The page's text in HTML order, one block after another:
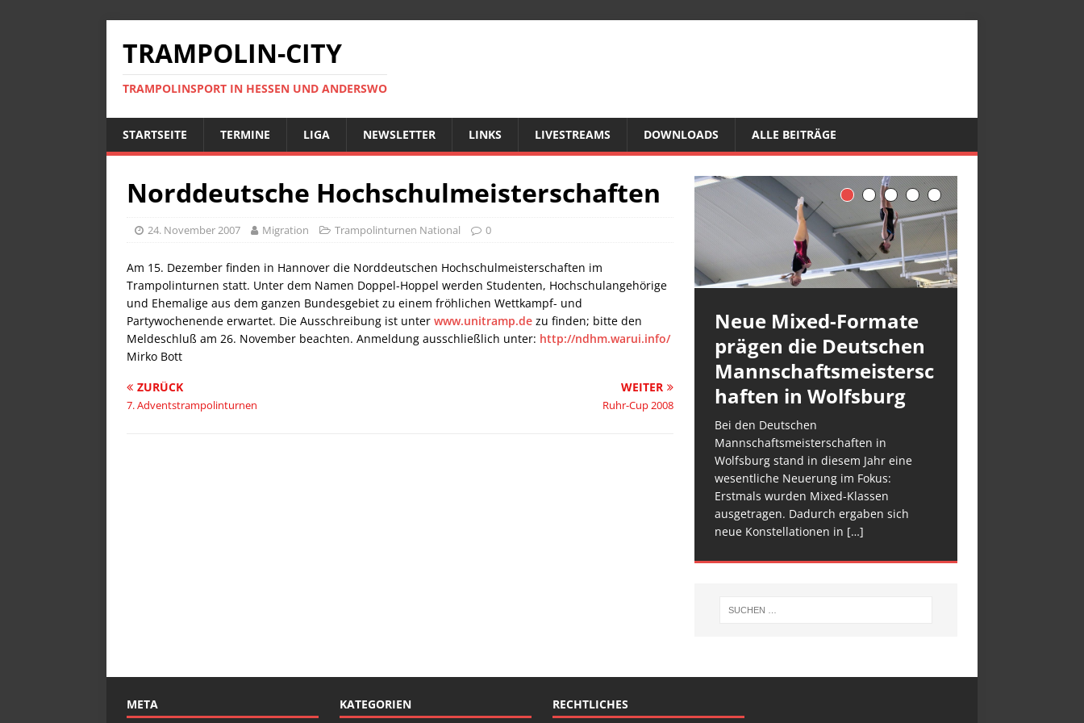
TRAMPOLIN-CITY
TRAMPOLINSPORT IN HESSEN UND ANDERSWO
STARTSEITE TERMINE LIGA NEWSLETTER LINKS LIVESTREAMS DOWNLOADS ALLE BEITRÄGE
Norddeutsche Hochschulmeisterschaften
24. November 2007 Migration Trampolinturnen National 0
Am 15. Dezember finden in Hannover die Norddeutschen Hochschulmeisterschaften im
Trampolinturnen statt. Unter dem Namen Doppel-Hoppel werden Studenten, Hochschulangehörige
und Ehemalige aus dem ganzen Bundesgebiet zu einem fröhlichen Wettkampf- und
Partywochenende erwartet. Die Ausschreibung ist unter www.unitramp.de zu finden; bitte den
Meldeschluß am 26. November beachten. Anmeldung ausschließlich unter: http://ndhm.warui.info/
Mirko Bott
ZURÜCK
7. Adventstrampolinturnen
WEITER
Ruhr-Cup 2008
Neue Mixed-Formate
prägen die Deutschen
Mannschaftsmeistersc
haften in Wolfsburg
Bei den Deutschen
Mannschaftsmeisterschaften in
Wolfsburg stand in diesem Jahr eine
wesentliche Neuerung im Fokus:
Erstmals wurden Mixed-Klassen
ausgetragen. Dadurch ergaben sich
neue Konstellationen in […]
META KATEGORIEN RECHTLICHES